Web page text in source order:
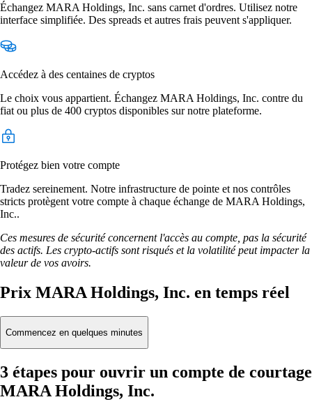
Échangez MARA Holdings, Inc. sans carnet d'ordres. Utilisez notre
interface simplifiée. Des spreads et autres frais peuvent s'appliquer.
Accédez à des centaines de cryptos
Le choix vous appartient. Échangez MARA Holdings, Inc. contre du
fiat ou plus de 400 cryptos disponibles sur notre plateforme.
Protégez bien votre compte
Tradez sereinement. Notre infrastructure de pointe et nos contrôles
stricts protègent votre compte à chaque échange de MARA Holdings,
Inc..
Ces mesures de sécurité concernent l'accès au compte, pas la sécurité
des actifs. Les crypto-actifs sont risqués et la volatilité peut impacter la
valeur de vos avoirs.
Prix MARA Holdings, Inc. en temps réel
Commencez en quelques minutes
3 étapes pour ouvrir un compte de courtage
MARA Holdings, Inc.